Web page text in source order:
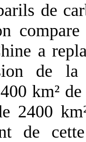
de
a
de la
km²
2400
de